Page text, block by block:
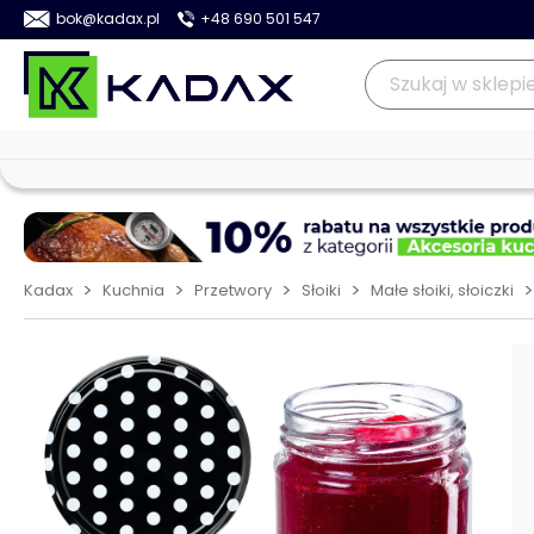
bok@kadax.pl +48 690 501 547
Kadax > Kuchnia > Przetwory > Słoiki > Małe słoiki, słoiczki >